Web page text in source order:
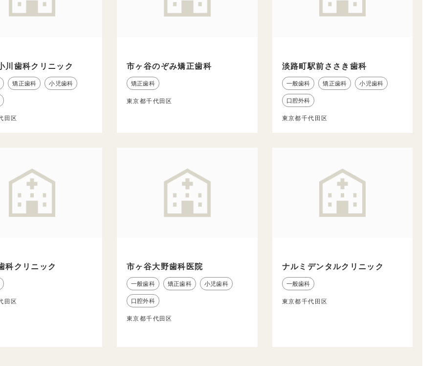
川歯科クリニック
矯正歯科 小児歯科
田区
市ヶ谷のぞみ矯正歯科
矯正歯科
東京都千代田区
淡路町駅前ささき歯科
一般歯科 矯正歯科 小児歯科
口腔外科
東京都千代田区
科クリニック
田区
市ヶ谷大野歯科医院
一般歯科 矯正歯科 小児歯科
口腔外科
東京都千代田区
ナルミデンタルクリニック
一般歯科
東京都千代田区